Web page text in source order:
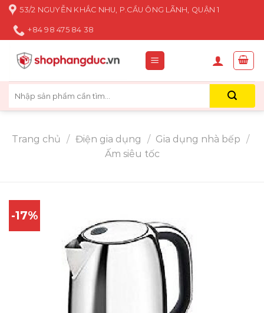
Skip
content
53/2 NGUYỄN KHẮC NHU, P.CẦU ÔNG LÃNH, QUẬN 1
+84 98 475 84 38
kiếm:
Trang chủ / Điện gia dụng / Gia dụng nhà bếp /
Ấm siêu tốc
-17%